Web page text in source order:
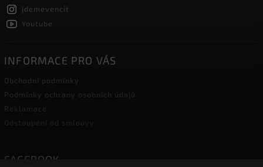
jdemevencit
Youtube
INFORMACE PRO VÁS
Obchodní podmínky
Podmínky ochrany osobních údajů
Reklamace
Odstoupení od smlouvy
FACEBOOK